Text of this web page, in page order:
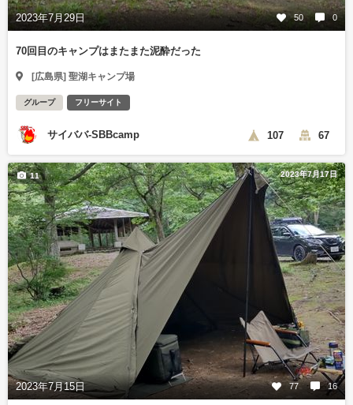
2023年7月29日 50 0
70回目のキャンプはまたまた泥酔だった
[広島県] 聖湖キャンプ場
グループ フリーサイト
サイババ-SBBcamp 107 67
2023年7月17日
2023年7月15日 77 16
11